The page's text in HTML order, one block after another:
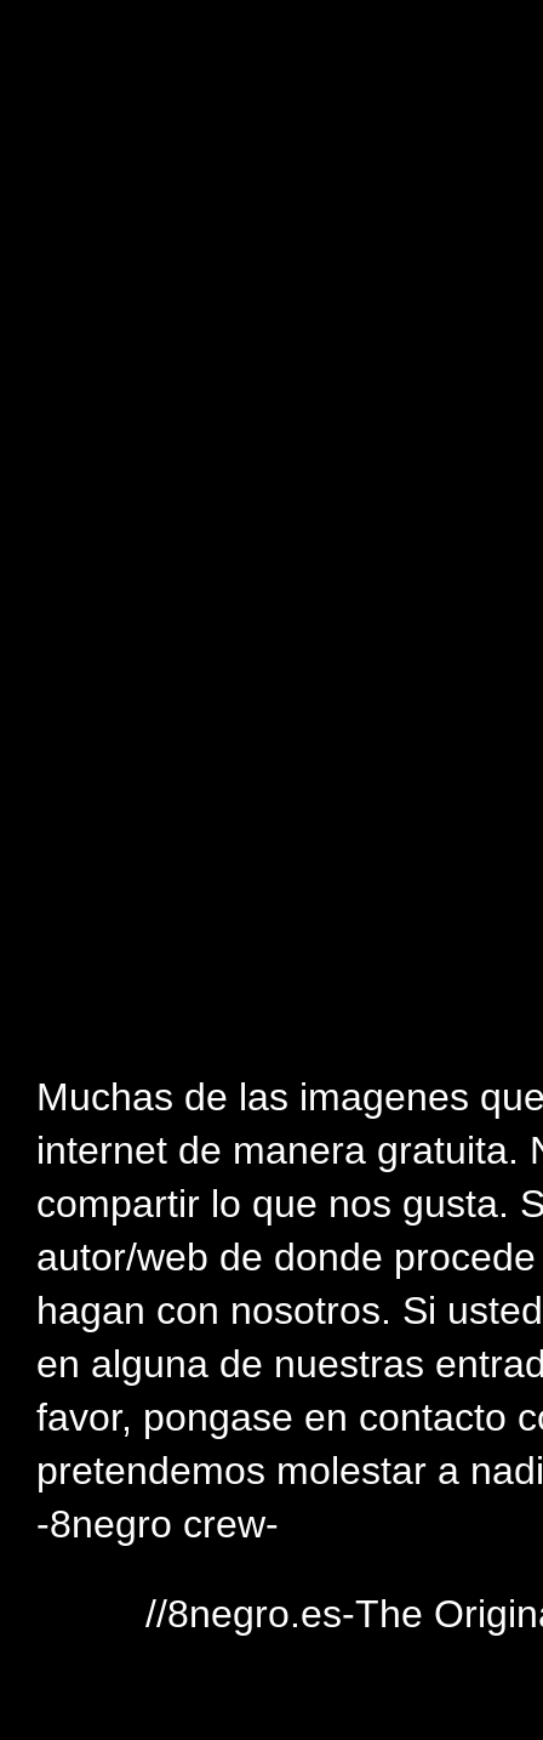
Muchas de las imagenes
internet de manera gratuita.
compartir lo que nos gusta.
autor/web de donde
hagan con nosotros. Si
en alguna de nuestras
favor, pongase en contacto
pretendemos molestar a
-8negro crew-
//8negro.es-The